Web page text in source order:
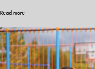
Read more